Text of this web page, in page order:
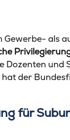
Gewerbe- als
Dozenten und
der
für